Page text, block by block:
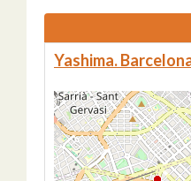
Yashima.